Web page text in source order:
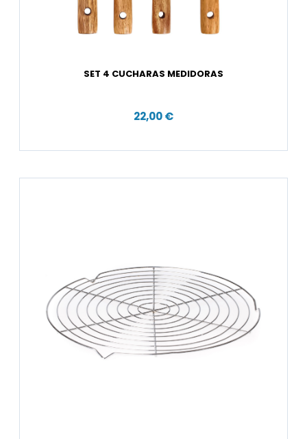
SET 4 CUCHARAS MEDIDORAS
22,00 €